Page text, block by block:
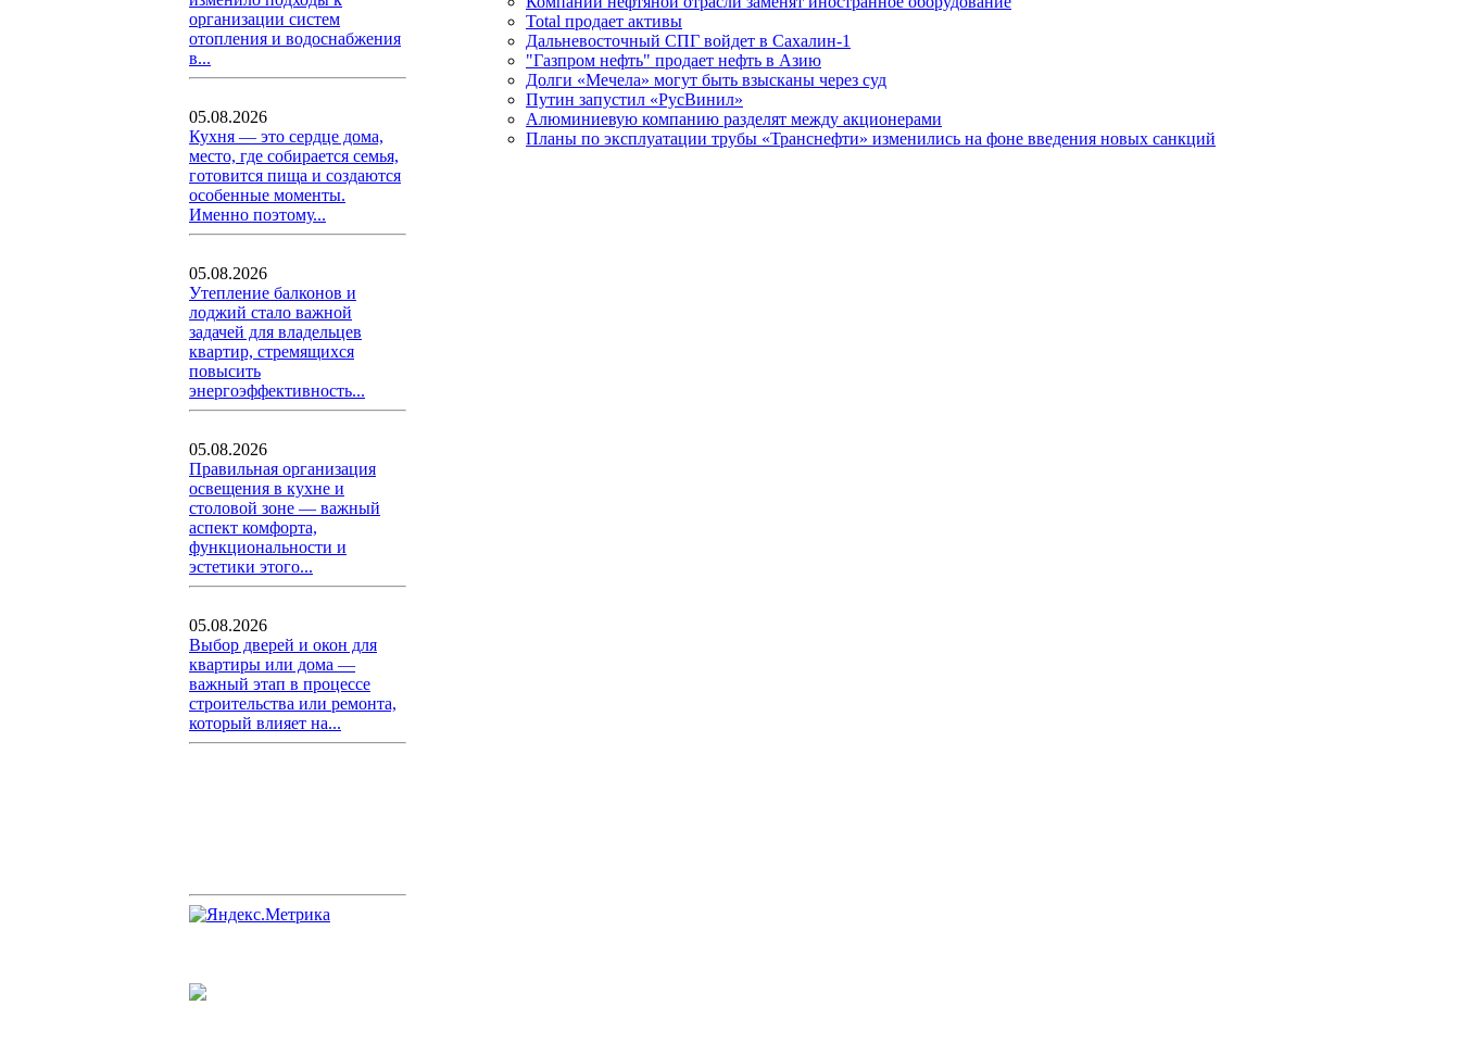
организации систем
отопления и водоснабжения
в...
05.08.2026
Кухня — это сердце дома,
место, где собирается семья,
готовится пища и создаются
особенные моменты.
Именно поэтому...
05.08.2026
Утепление балконов и
лоджий стало важной
задачей для владельцев
квартир, стремящихся
повысить
энергоэффективность...
05.08.2026
Правильная организация
освещения в кухне и
столовой зоне — важный
аспект комфорта,
функциональности и
эстетики этого...
05.08.2026
Выбор дверей и окон для
квартиры или дома —
важный этап в процессе
строительства или ремонта,
который влияет на...
Total продает активы
Дальневосточный СПГ войдет в Сахалин-1
"Газпром нефть" продает нефть в Азию
Долги «Мечела» могут быть взысканы через суд
Путин запустил «РусВинил»
Алюминиевую компанию разделят между акционерами
Планы по эксплуатации трубы «Транснефти» изменились на фоне введения новых санкций